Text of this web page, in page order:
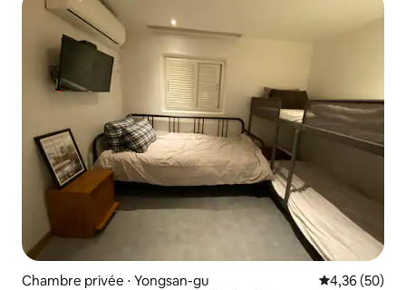
Chambre privée ⋅ Yongsan-gu Évaluation
4,36 (50)